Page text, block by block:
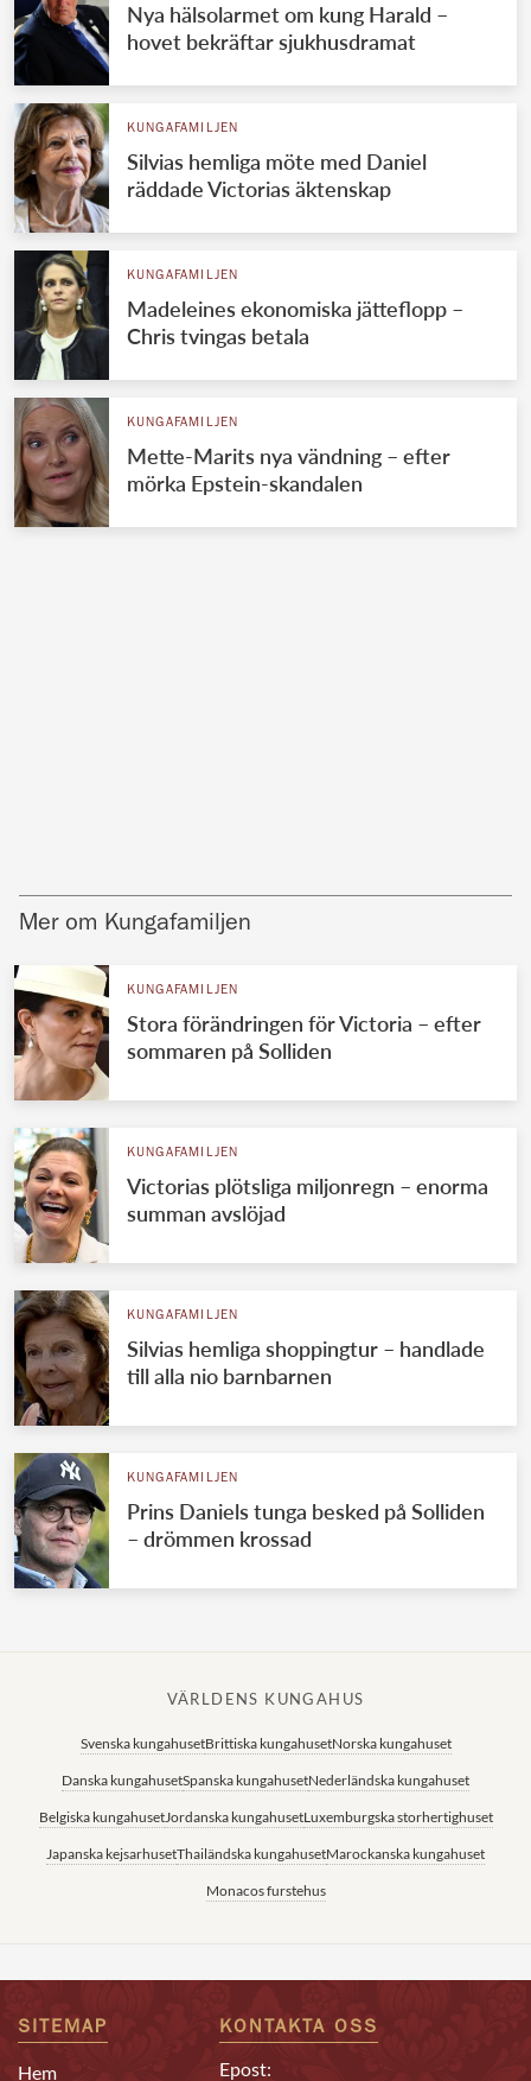
Nya hälsolarmet om kung Harald –
hovet bekräftar sjukhusdramat
KUNGAFAMILJEN
Silvias hemliga möte med Daniel
räddade Victorias äktenskap
KUNGAFAMILJEN
Madeleines ekonomiska jätteflopp –
Chris tvingas betala
KUNGAFAMILJEN
Mette-Marits nya vändning – efter
mörka Epstein-skandalen
Mer om Kungafamiljen
KUNGAFAMILJEN
Stora förändringen för Victoria – efter
sommaren på Solliden
KUNGAFAMILJEN
Victorias plötsliga miljonregn – enorma
summan avslöjad
KUNGAFAMILJEN
Silvias hemliga shoppingtur – handlade
till alla nio barnbarnen
KUNGAFAMILJEN
Prins Daniels tunga besked på Solliden
– drömmen krossad
VÄRLDENS KUNGAHUS
Svenska kungahusetBrittiska kungahusetNorska kungahuset
Danska kungahusetSpanska kungahusetNederländska kungahuset
Belgiska kungahusetJordanska kungahusetLuxemburgska storhertighuset
Japanska kejsarhusetThailändska kungahusetMarockanska kungahuset
Monacos furstehus
SITEMAP
Hem
KONTAKTA OSS
Epost: